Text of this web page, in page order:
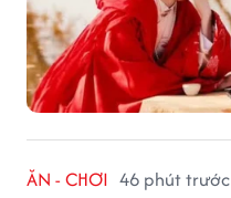
ĂN - CHƠI 46 phút trước